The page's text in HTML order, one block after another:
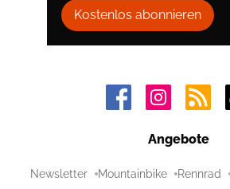
Kostenlos abonnieren
Angebote
Newsletter Mountainbike Rennrad